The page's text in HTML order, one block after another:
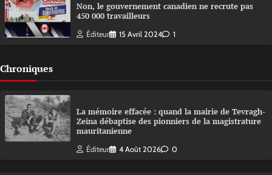
Non, le gouvernement canadien ne recrute pas
450 000 travailleurs
Éditeur 15 Avril 2024 1
Chroniques
La mémoire effacée : quand la mairie de Tevragh-
Zeina débaptise des pionniers de la magistrature
mauritanienne
Éditeur 4 Août 2026 0